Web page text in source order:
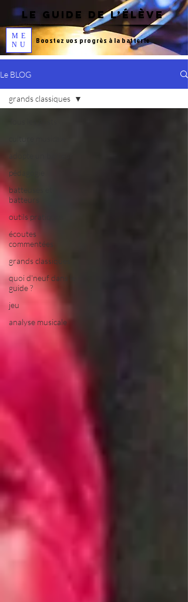
LE GUIDE DE L’ÉLÈVE
ME
NU
Boostez vos progrès à la batterie
Le BLOG
pédagogie
batteuses et
batteurs
outils pratiques
écoutes
commentées
grands classiques
quoi d'neuf dans le
guide ?
jeu
analyse musicale
grands classiques